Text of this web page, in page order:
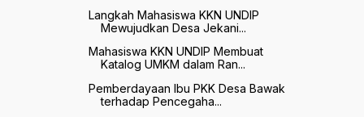
Langkah Mahasiswa KKN UNDIP
Mewujudkan Desa Jekani...
Mahasiswa KKN UNDIP Membuat
Katalog UMKM dalam Ran...
Pemberdayaan Ibu PKK Desa Bawak
terhadap Pencegaha...